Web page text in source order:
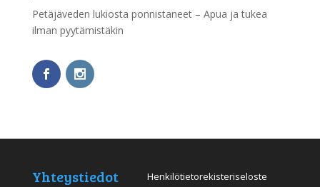
Petäjäveden lukiosta ponnistaneet – Apua ja tukea
ilman pyytämistäkin
Yhteystiedot Henkilötietorekisteriseloste